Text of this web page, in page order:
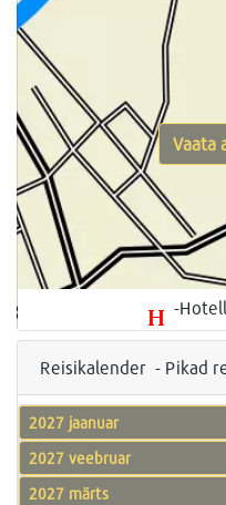
-Hotell
Vaata
Reisikalender - Pikad
2027 jaanuar
2027 veebruar
2027 märts